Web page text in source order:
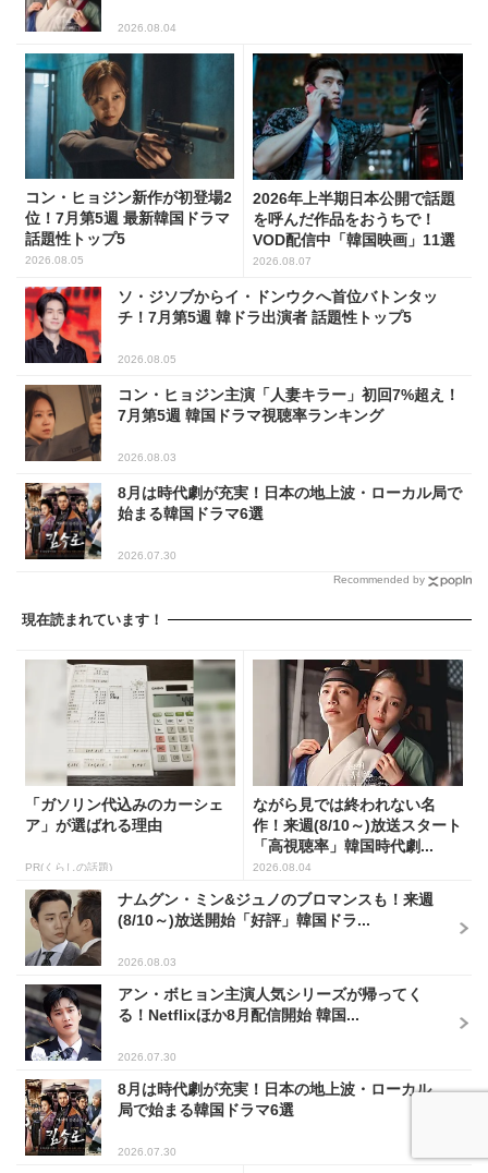
2026.08.04
コン・ヒョジン新作が初登場2
位！7月第5週 最新韓国ドラマ
話題性トップ5
2026.08.05
2026年上半期日本公開で話題
を呼んだ作品をおうちで！
VOD配信中「韓国映画」11選
2026.08.07
ソ・ジソブからイ・ドンウクへ首位バトンタッ
チ！7月第5週 韓ドラ出演者 話題性トップ5
2026.08.05
コン・ヒョジン主演「人妻キラー」初回7%超え！
7月第5週 韓国ドラマ視聴率ランキング
2026.08.03
8月は時代劇が充実！日本の地上波・ローカル局で
始まる韓国ドラマ6選
2026.07.30
Recommended by
現在読まれています！
「ガソリン代込みのカーシェ
ア」が選ばれる理由
PR(くらしの話題)
ながら見では終われない名
作！来週(8/10～)放送スタート
「高視聴率」韓国時代劇...
2026.08.04
ナムグン・ミン&ジュノのブロマンスも！来週
(8/10～)放送開始「好評」韓国ドラ...
2026.08.03
アン・ボヒョン主演人気シリーズが帰ってく
る！Netflixほか8月配信開始 韓国...
2026.07.30
8月は時代劇が充実！日本の地上波・ローカル
局で始まる韓国ドラマ6選
2026.07.30